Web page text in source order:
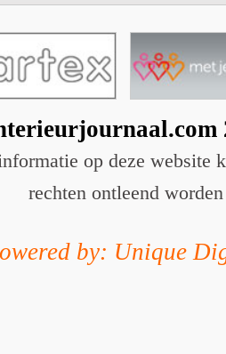
op deze website
rechten ontleend worden
by: Unique